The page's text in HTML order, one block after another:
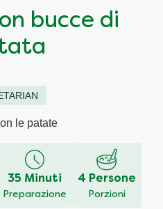
bucce di
le patate
35 Minuti
Preparazione
4 Persone
Porzioni